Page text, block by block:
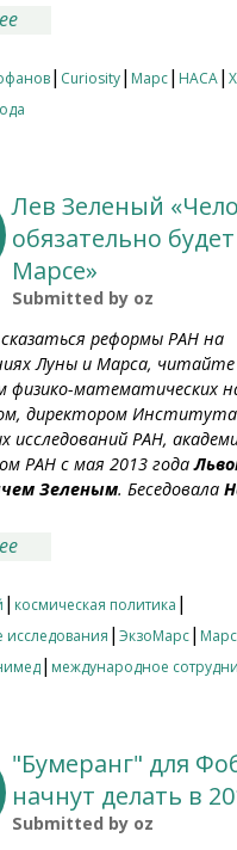
| Curiosity| Марс| НАСА|
Лев Зеленый
обязательно
Марсе»
Submitted by oz
реформы РАН на
Луны и Марса,
физико-математических
директором Института
исследований РАН,
РАН с мая 2013 года
Зеленым. Беседовала
| космическая политика |
исследования |ЭкзоМарс| Марс
| международное
"Бумеранг" для
начнут делать в
Submitted by oz